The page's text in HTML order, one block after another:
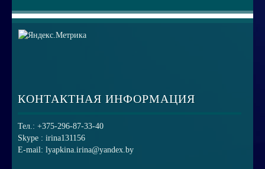
КОНТАКТНАЯ ИНФОРМАЦИЯ
Тел.: +375-296-87-33-40
Skype : irina131156
E-mail: lyapkina.irina@yandex.by